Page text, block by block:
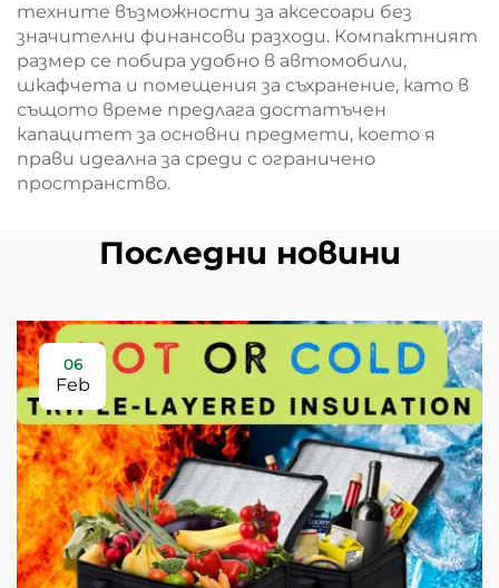
техните възможности за аксесоари без
значителни финансови разходи. Компактният
размер се побира удобно в автомобили,
шкафчета и помещения за съхранение, като в
същото време предлага достатъчен
капацитет за основни предмети, което я
прави идеална за среди с ограничено
пространство.
Последни новини
06
Feb